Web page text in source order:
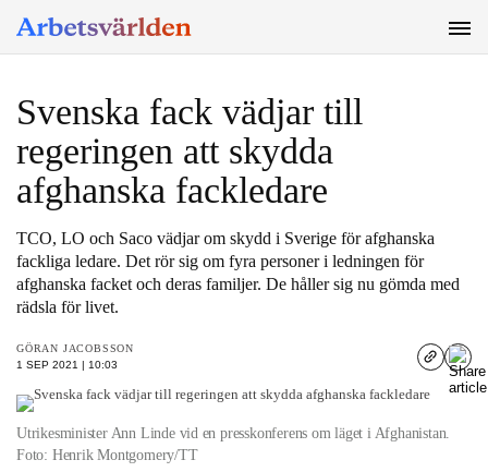
Svenska fack vädjar till
regeringen att skydda
afghanska fackledare
TCO, LO och Saco vädjar om skydd i Sverige för afghanska
fackliga ledare. Det rör sig om fyra personer i ledningen för
afghanska facket och deras familjer. De håller sig nu gömda med
rädsla för livet.
GÖRAN JACOBSSON
1 SEP 2021 | 10:03
Utrikesminister Ann Linde vid en presskonferens om läget i Afghanistan.
Foto: Henrik Montgomery/TT